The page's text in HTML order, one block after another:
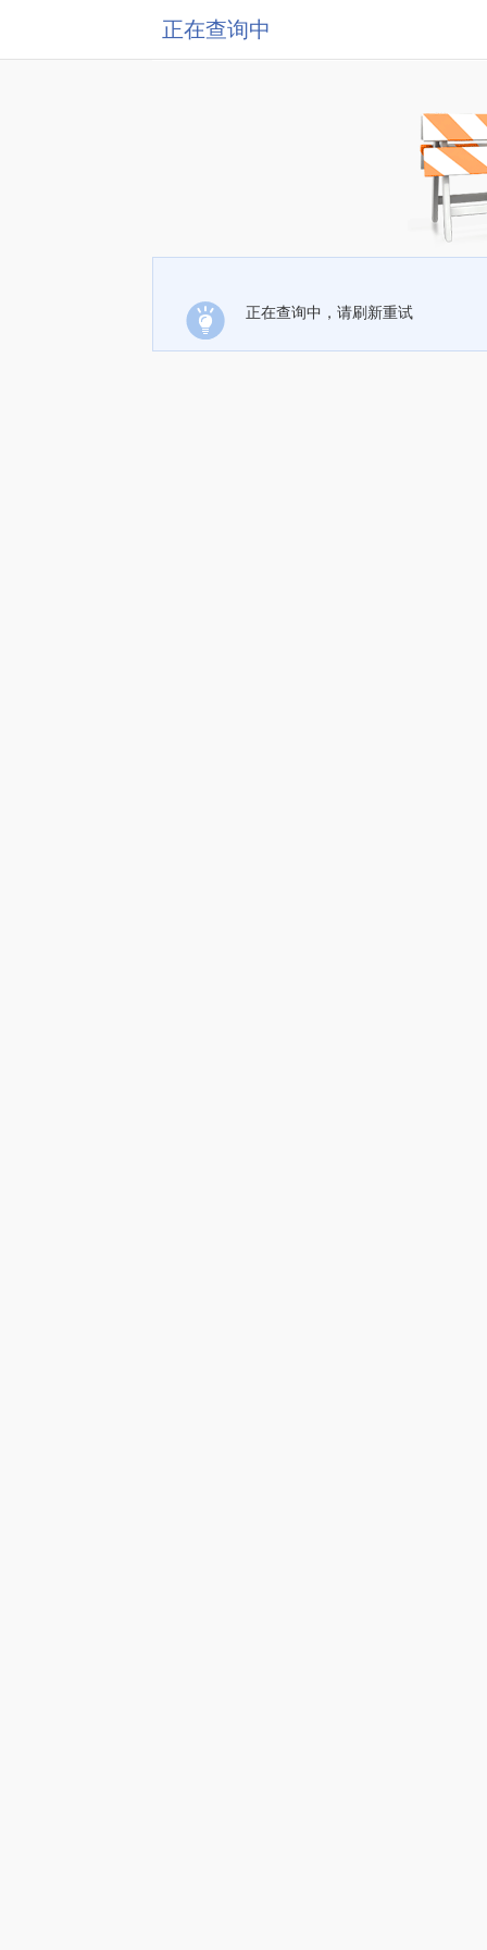
正在查询中
正在查询中，请刷新重试